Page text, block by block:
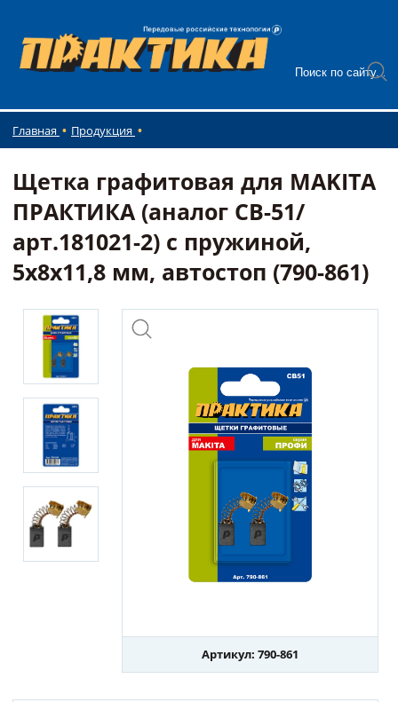
Главная Продукция
Щетка графитовая для MAKITA
ПРАКТИКА (аналог CB-51/
арт.181021-2) с пружиной,
5x8x11,8 мм, автостоп (790-861)
Артикул: 790-861